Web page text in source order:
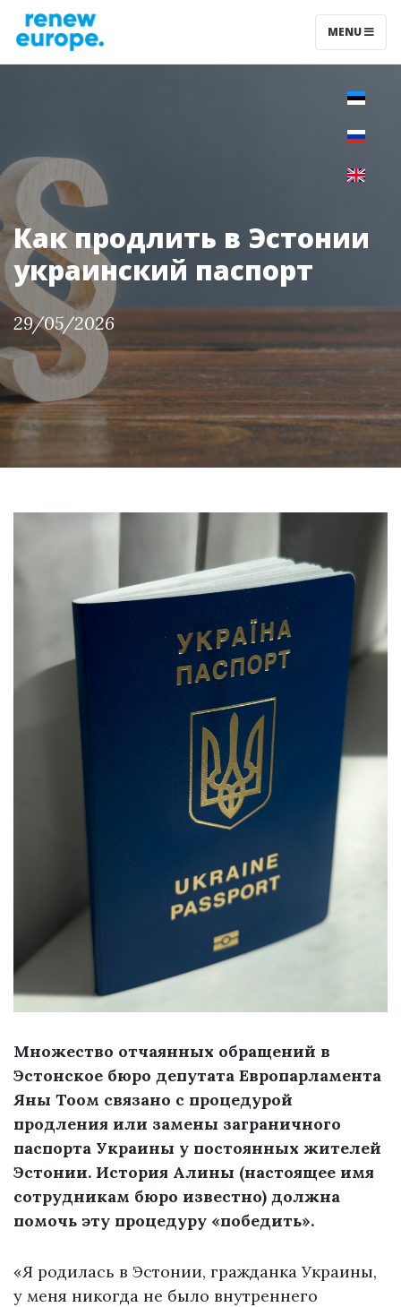
MENU
Как продлить в Эстонии
украинский паспорт
29/05/2026
Множество отчаянных обращений в
Эстонское бюро депутата Европарламента
Яны Тоом связано с процедурой
продления или замены заграничного
паспорта Украины у постоянных жителей
Эстонии. История Алины (настоящее имя
сотрудникам бюро известно) должна
помочь эту процедуру «победить».
«Я родилась в Эстонии, гражданка Украины,
у меня никогда не было внутреннего